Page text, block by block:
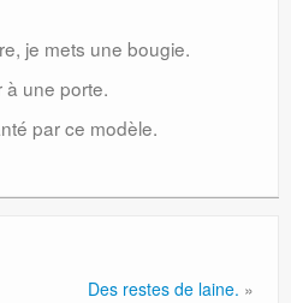
je mets une bougie.
à une porte.
par ce modèle.
Des restes de laine. »